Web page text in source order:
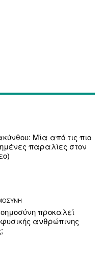
Μία από τις πιο
παραλίες στον
προκαλεί
ανθρώπινης